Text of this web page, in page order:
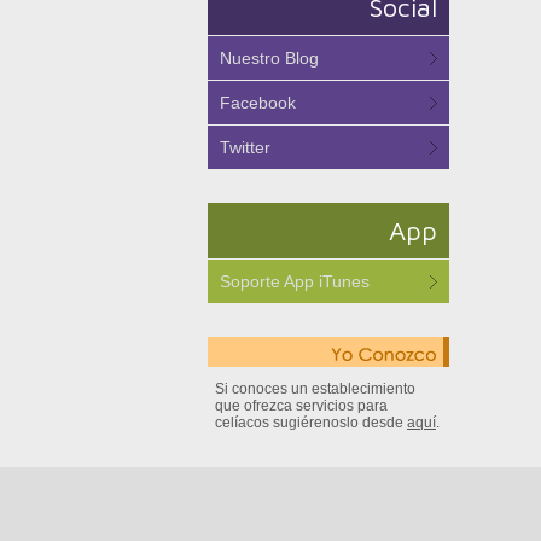
Social
Nuestro Blog
Facebook
Twitter
App
Soporte App iTunes
Si conoces un establecimiento
que ofrezca servicios para
celíacos sugiérenoslo desde aquí.